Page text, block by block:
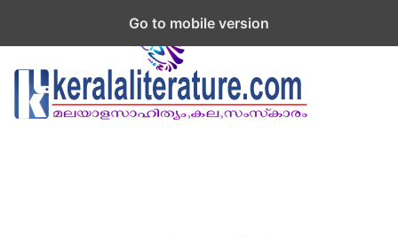
Go to mobile version